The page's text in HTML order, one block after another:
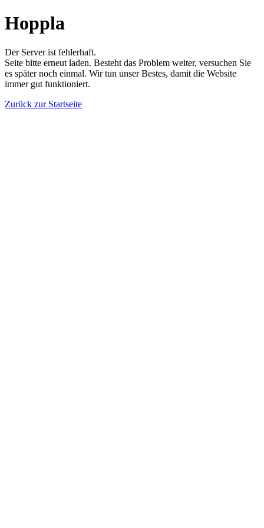
Hoppla
Der Server ist fehlerhaft.
Seite bitte erneut laden. Besteht das Problem weiter, versuchen Sie
es später noch einmal. Wir tun unser Bestes, damit die Website
immer gut funktioniert.
Zurück zur Startseite